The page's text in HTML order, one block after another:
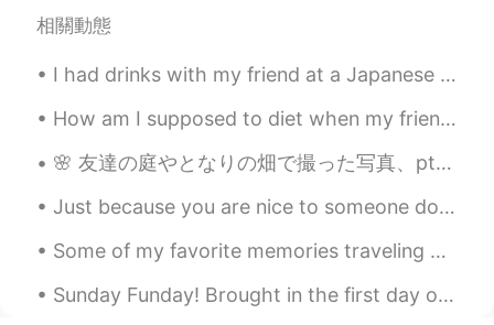
ました…そのポイントから戻った😔本当に
JP EN
夏の京都も良いですね〜！2枚目と5枚目は
JP EN
ステキなカフェですね☕️!!
相關動態
I had drinks with my friend at a Japanese bbq tonight. We decided to go to Okinawa together this ...
How am I supposed to diet when my friends bring me all this food?!?! 😭😔😭 Someone please come eat...
🌸 友達の庭やとなりの畑で撮った写真、pt2。🌸 Pictures taken in my friend's garden, and at a nearby field. 🌱 //私は今眠りに...
Just because you are nice to someone dosent mean they owe you anything, be kind to be kind, not f...
Some of my favorite memories traveling have been in Japan. I met a lot of amazing people & ate a...
Sunday Funday! Brought in the first day of daylight savings time with 81(27)degrees and a bike ri...